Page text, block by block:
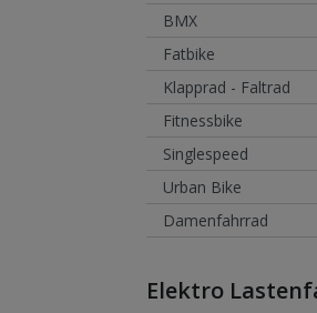
BMX
Fatbike
Klapprad - Faltrad
Fitnessbike
Singlespeed
Urban Bike
Damenfahrrad
Elektro